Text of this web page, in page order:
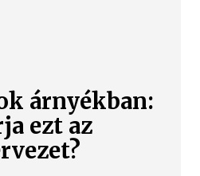
árnyékban:
ezt az